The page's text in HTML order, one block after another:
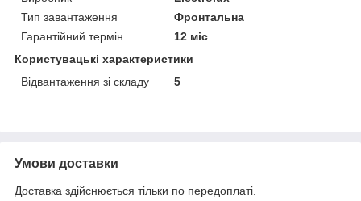
Тип завантаження
Фронтальна
Гарантійний термін
12 міс
Користувацькi характеристики
Відвантаження зі складу
5
Умови доставки
Доставка здійснюється тільки по передоплаті.